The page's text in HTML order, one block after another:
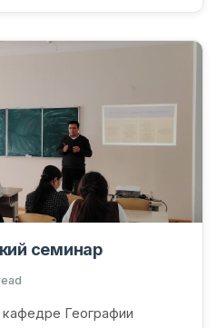
семинар
Географии